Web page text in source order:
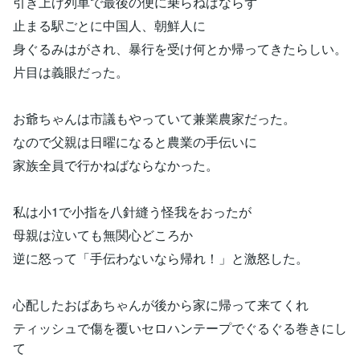
止まる駅ごとに中国人、朝鮮人に
身ぐるみはがされ、暴行を受け何とか帰ってきたらしい。
片目は義眼だった。
お爺ちゃんは市議もやっていて兼業農家だった。
なので父親は日曜になると農業の手伝いに
家族全員で行かねばならなかった。
私は小1で小指を八針縫う怪我をおったが
母親は泣いても無関心どころか
逆に怒って「手伝わないなら帰れ！」と激怒した。
心配したおばあちゃんが後から家に帰って来てくれ
ティッシュで傷を覆いセロハンテープでぐるぐる巻きにし
て